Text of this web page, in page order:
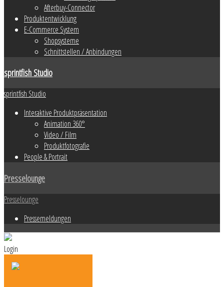
Afterbuy-Connector
Produktentwicklung
E-Commerce System
Shopsysteme
Schnittstellen / Anbindungen
sprintfish Studio
sprintfish Studio
Interaktive Produktpräsentation
Animation 360°
Video / Film
Produktfotografie
People & Portrait
Presselounge
Presselounge
Pressemeldungen
Login